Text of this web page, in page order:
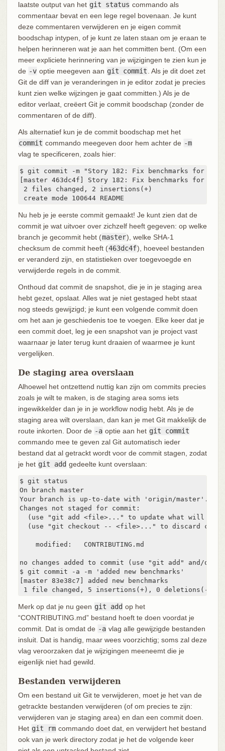
laatste output van het git status commando als
commentaar bevat en een lege regel bovenaan. Je kunt
deze commentaren verwijderen en je eigen commit
boodschap intypen, of je kunt ze laten staan om je eraan te
helpen herinneren wat je aan het committen bent. (Om een
meer expliciete herinnering van je wijzigingen te zien kun je
de -v optie meegeven aan git commit . Als je dit doet zet
Git de diff van je veranderingen in je editor zodat je precies
kunt zien welke wijzingen je gaat committen.) Als je de
editor verlaat, creëert Git je commit boodschap (zonder de
commentaren of de diff).
Als alternatief kun je de commit boodschap met het
commit commando meegeven door hem achter de -m
vlag te specificeren, zoals hier:
$ git commit -m "Story 182: Fix benchmarks for
[master 463dc4f] Story 182: Fix benchmarks for
2 files changed, 2 insertions(+)
create mode 100644 README
Nu heb je je eerste commit gemaakt! Je kunt zien dat de
commit je wat uitvoer over zichzelf heeft gegeven: op welke
branch je gecommit hebt (master), welke SHA-1
checksum de commit heeft (463dc4f), hoeveel bestanden
er veranderd zijn, en statistieken over toegevoegde en
verwijderde regels in de commit.
Onthoud dat commit de snapshot, die je in je staging area
hebt gezet, opslaat. Alles wat je niet gestaged hebt staat
nog steeds gewijzigd; je kunt een volgende commit doen
om het aan je geschiedenis toe te voegen. Elke keer dat je
een commit doet, leg je een snapshot van je project vast
waarnaar je later terug kunt draaien of waarmee je kunt
vergelijken.
De staging area overslaan
Alhoewel het ontzettend nuttig kan zijn om commits precies
zoals je wilt te maken, is de staging area soms iets
ingewikkelder dan je in je workflow nodig hebt. Als je de
staging area wilt overslaan, dan kan je met Git makkelijk de
route inkorten. Door de -a optie aan het git commit
commando mee te geven zal Git automatisch ieder
bestand dat al getrackt wordt voor de commit stagen, zodat
je het git add gedeelte kunt overslaan:
$ git status
On branch master
Your branch is up-to-date with 'origin/master'.
Changes not staged for commit:
(use "git add <file>..." to update what will be
(use "git checkout -- <file>..." to discard
    modified:   CONTRIBUTING.md
no changes added to commit (use "git add" and/or
$ git commit -a -m 'added new benchmarks'
[master 83e38c7] added new benchmarks
1 file changed, 5 insertions(+), 0 deletions(-)
Merk op dat je nu geen git add op het
“CONTRIBUTING.md” bestand hoeft te doen voordat je
commit. Dat is omdat de -a vlag alle gewijzigde bestanden
insluit. Dat is handig, maar wees voorzichtig; soms zal deze
vlag veroorzaken dat je wijzigingen meeneemt die je
eigenlijk niet had gewild.
Bestanden verwijderen
Om een bestand uit Git te verwijderen, moet je het van de
getrackte bestanden verwijderen (of om precies te zijn:
verwijderen van je staging area) en dan een commit doen.
Het git rm commando doet dat, en verwijdert het bestand
ook van je werk directory zodat je het de volgende keer